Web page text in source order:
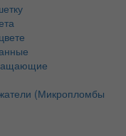
(Микропломбы